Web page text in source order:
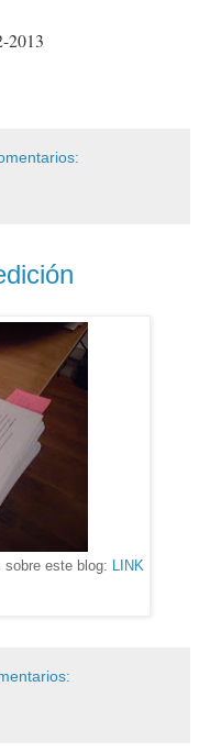
2013
sobre este blog: LINK